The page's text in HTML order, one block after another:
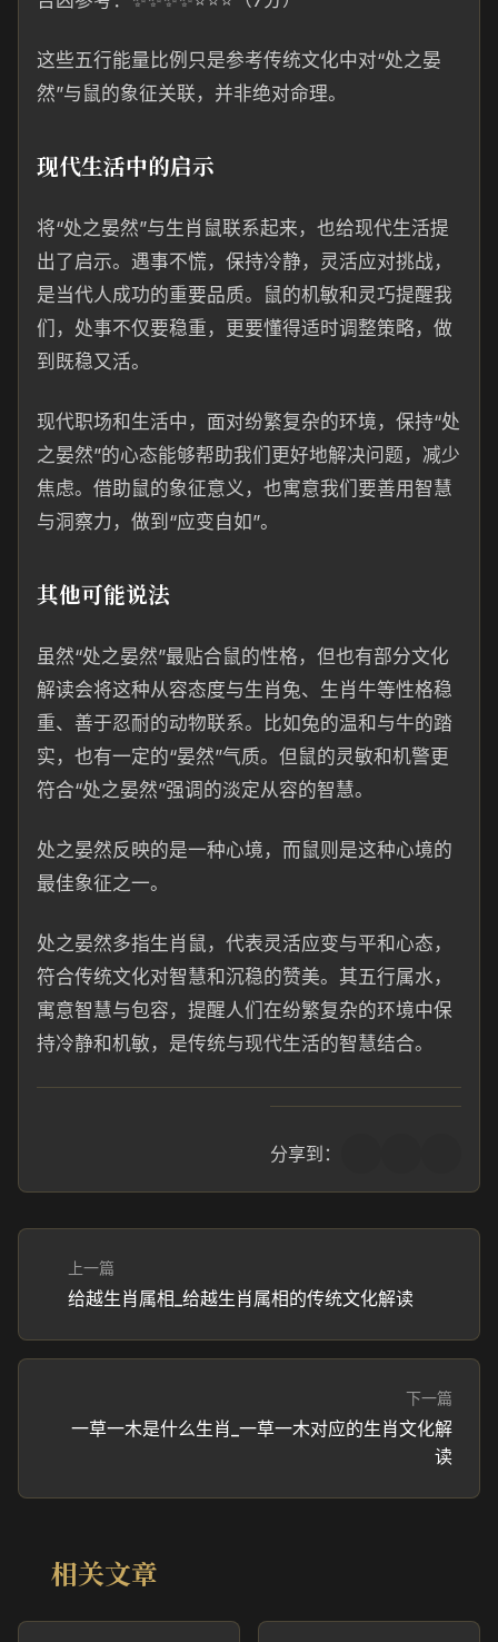
这些五行能量比例只是参考传统文化中对“处之晏
然”与鼠的象征关联，并非绝对命理。
现代生活中的启示
将“处之晏然”与生肖鼠联系起来，也给现代生活提
出了启示。遇事不慌，保持冷静，灵活应对挑战，
是当代人成功的重要品质。鼠的机敏和灵巧提醒我
们，处事不仅要稳重，更要懂得适时调整策略，做
到既稳又活。
现代职场和生活中，面对纷繁复杂的环境，保持“处
之晏然”的心态能够帮助我们更好地解决问题，减少
焦虑。借助鼠的象征意义，也寓意我们要善用智慧
与洞察力，做到“应变自如”。
其他可能说法
虽然“处之晏然”最贴合鼠的性格，但也有部分文化
解读会将这种从容态度与生肖兔、生肖牛等性格稳
重、善于忍耐的动物联系。比如兔的温和与牛的踏
实，也有一定的“晏然”气质。但鼠的灵敏和机警更
符合“处之晏然”强调的淡定从容的智慧。
处之晏然反映的是一种心境，而鼠则是这种心境的
最佳象征之一。
处之晏然多指生肖鼠，代表灵活应变与平和心态，
符合传统文化对智慧和沉稳的赞美。其五行属水，
寓意智慧与包容，提醒人们在纷繁复杂的环境中保
持冷静和机敏，是传统与现代生活的智慧结合。
分享到：
上一篇
给越生肖属相_给越生肖属相的传统文化解读
下一篇
一草一木是什么生肖_一草一木对应的生肖文化解
读
相关文章